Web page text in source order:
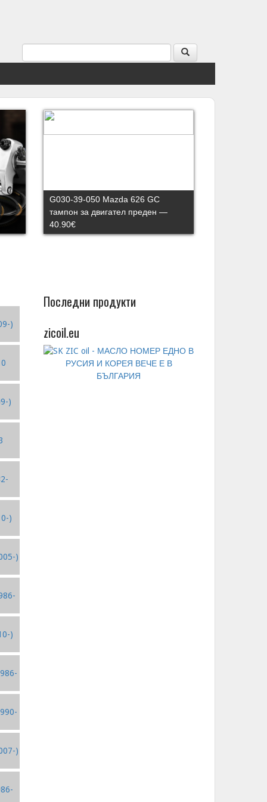
)
)
)
)
)
)
G030-39-050 Mazda 626 GC
тампон за двигател преден —
40.90€
Последни продукти
zicoil.eu